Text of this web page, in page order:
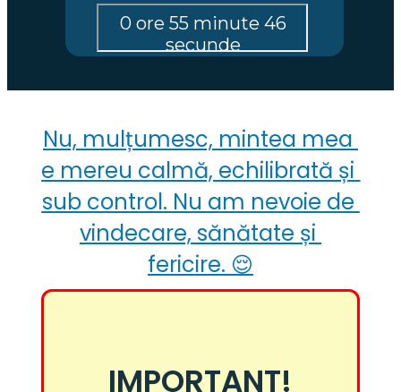
Nu, mulțumesc, mintea mea
e mereu calmă, echilibrată și
sub control. Nu am nevoie de
vindecare, sănătate și
fericire. 😌
IMPORTANT!